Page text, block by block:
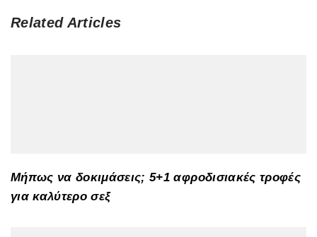
Related Articles
Μήπως να δοκιμάσεις; 5+1 αφροδισιακές τροφές
για καλύτερο σεξ